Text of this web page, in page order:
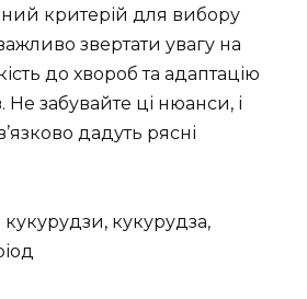
критерій для вибору
звертати увагу на
до хвороб та адаптацію
забувайте ці нюанси, і
дадуть рясні
кукурудза,